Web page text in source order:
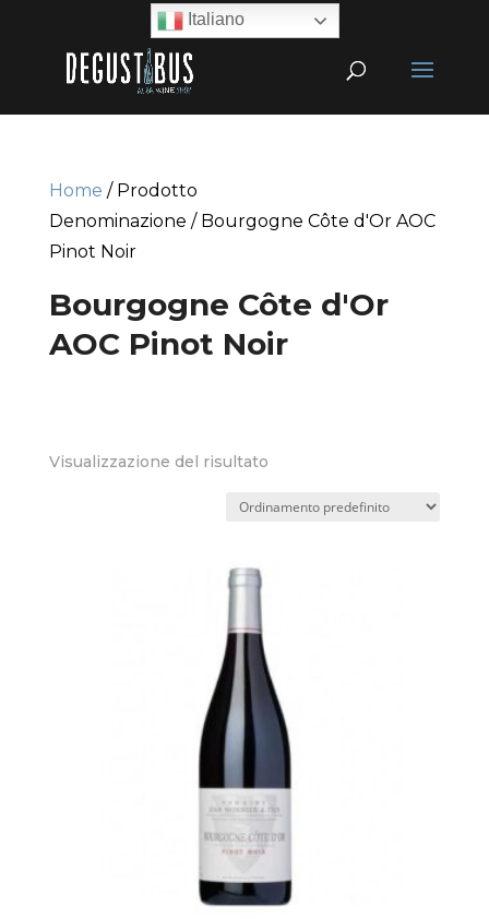
Home / Prodotto
Denominazione / Bourgogne Côte d'Or AOC
Pinot Noir
Bourgogne Côte d'Or
AOC Pinot Noir
Visualizzazione del risultato
Italiano